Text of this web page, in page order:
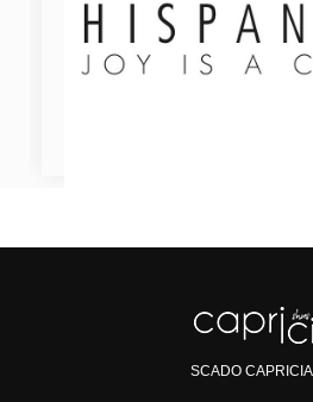
SCADO CAPRICIA